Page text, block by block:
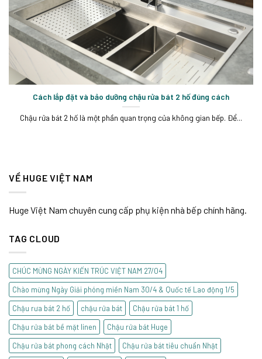
VỀ HUGE VIỆT NAM
Huge Việt Nam chuyên cung cấp phụ kiện nhà bếp chính hãng.
TAG CLOUD
CHÚC MỪNG NGÀY KIẾN TRÚC VIỆT NAM 27/04
Chào mừng Ngày Giải phóng miền Nam 30/4 & Quốc tế Lao động 1/5
Chậu rưa bát 2 hố
chậu rửa bát
Chậu rửa bát 1 hố
Chậu rửa bát bề mặt linen
Chậu rửa bát Huge
Chậu rửa bát phong cách Nhật
Chậu rửa bát tiêu chuẩn Nhật
Cách lắp đặt và bảo dưỡng chậu rửa bát 2 hố đúng cách
Chậu rửa bát 2 hố là một phần quan trọng của không gian bếp. Để...